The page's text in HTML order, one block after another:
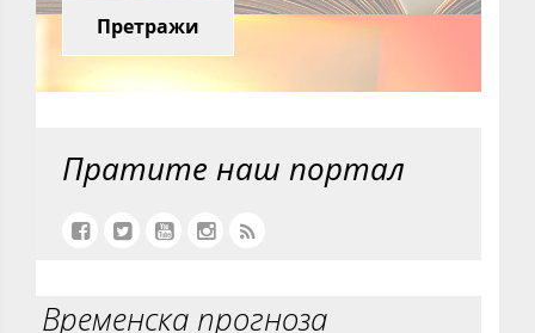
Претражи
Пратите наш портал
Временска прогноза